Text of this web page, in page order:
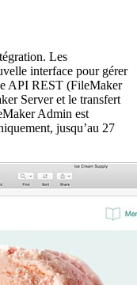
Les
interface pour gérer
API REST (FileMaker
Server et le transfert
Admin est
jusqu’au 27